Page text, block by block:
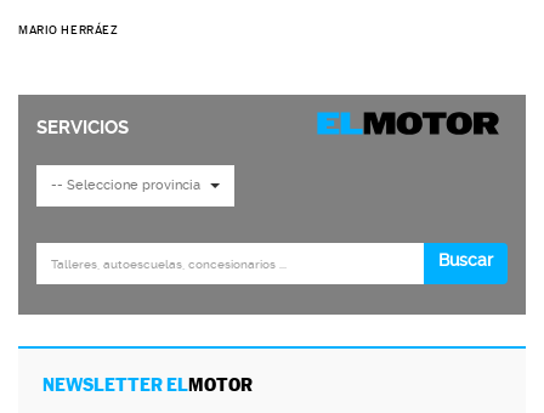
MARIO HERRÁEZ
NEWSLETTER ELMOTOR